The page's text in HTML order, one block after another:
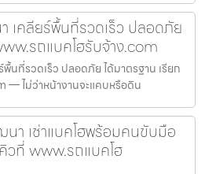
เคลียร์พื้นที่รวดเร็ว ปลอดภัย
รถแบคโฮรับจ้าง.com
นที่รวดเร็ว ปลอดภัย ได้มาตรฐาน เรียก
— ไม่ว่าหน้างานจะแคบหรือดิน
า เช่าแบคโฮพร้อมคนขับมือ
วที่ www.รถแบคโฮ